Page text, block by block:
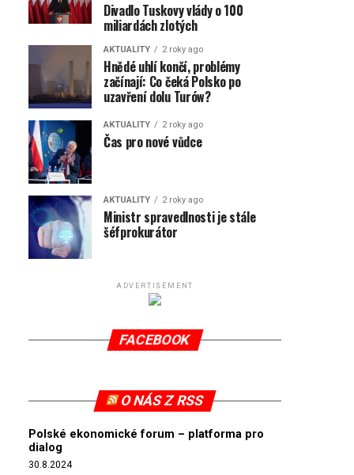
Divadlo Tuskovy vlády o 100
miliardách zlotých
AKTUALITY 2 roky ago
Hnědé uhlí končí, problémy
začínají: Co čeká Polsko po
uzavření dolu Turów?
AKTUALITY 2 roky ago
Čas pro nové vůdce
AKTUALITY 2 roky ago
Ministr spravedlnosti je stále
šéfprokurátor
ADVERTISEMENT
FACEBOOK
O NÁS Z RSS
Polské ekonomické forum – platforma pro
dialog
30.8.2024